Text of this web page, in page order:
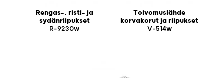
Rengas-, risti- ja
sydänriipukset
R-9230w
Toivomuslähde
korvakorut ja riipukset
V-514w